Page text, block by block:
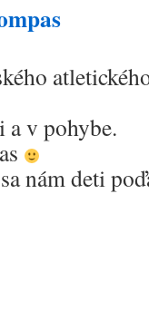
a v pohybe.
nám deti